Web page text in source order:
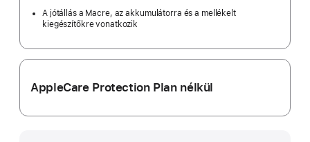
A jótállás a Macre, az akkumulátorra és a mellékelt
kiegészítőkre vonatkozik
AppleCare Protection Plan nélkül